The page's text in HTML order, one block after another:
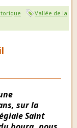
Vallée de la
sur la
Saint